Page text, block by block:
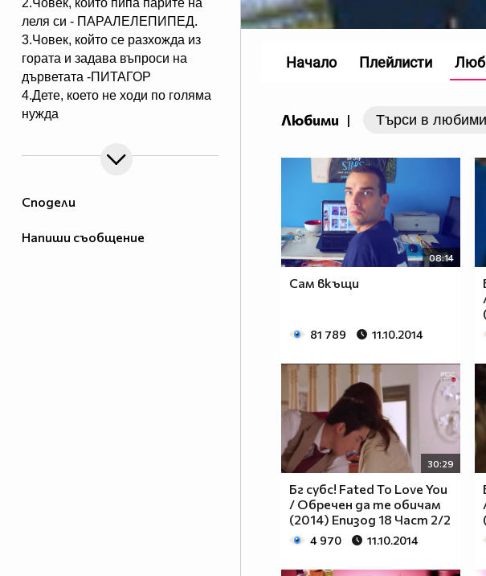
Сподели
Напиши съобщение
2.Човек, който пипа парите на
леля си - ПАРАЛЕЛЕПИПЕД.
3.Човек, който се разхожда из
гората и задава въпроси на
дърветата -ПИТАГОР
4.Дете, което не ходи по голяма
нужда
5.Хомосексуалист, който се
изхожда по голяма нужда -
6.Човек, който ходи по голяма
ДИКЕНЗ.
Любими |
08:14
Сам вкъщи
81 789 11.10.2014
30:29
Бг субс! Fated To Love You
/ Обречен да те обичам
(2014) Епизод 18 Част 2/2
4 970 11.10.2014
Начало Плейлисти